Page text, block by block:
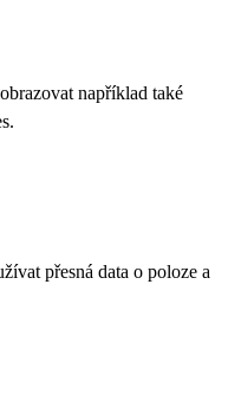
například také
.
přesná data o poloze a